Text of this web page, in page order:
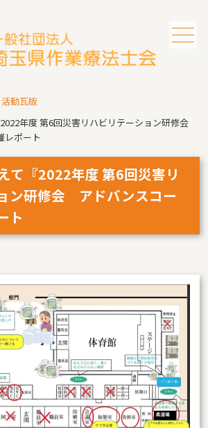
活動瓦版
年度 第6回災害リハビリテーション研修会
レポート
て『2022年度 第6回災害リ
ン研修会 アドバンスコー
ト